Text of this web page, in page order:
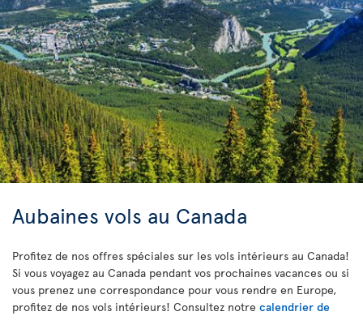
Aubaines vols au Canada
Profitez de nos offres spéciales sur les vols intérieurs au Canada!
Si vous voyagez au Canada pendant vos prochaines vacances ou si
vous prenez une correspondance pour vous rendre en Europe,
profitez de nos vols intérieurs! Consultez notre calendrier de